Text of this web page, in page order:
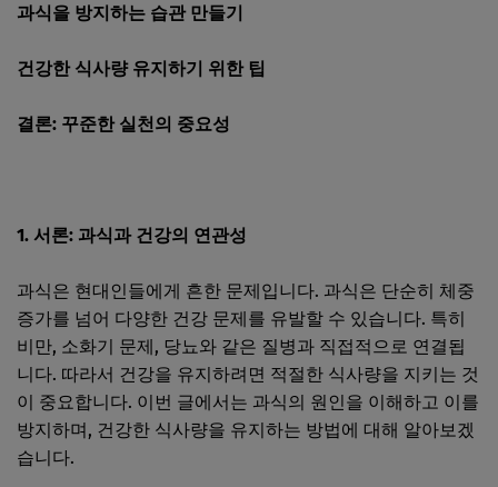
과식을 방지하는 습관 만들기
건강한 식사량 유지하기 위한 팁
결론: 꾸준한 실천의 중요성
1. 서론: 과식과 건강의 연관성
과식은 현대인들에게 흔한 문제입니다. 과식은 단순히 체중
증가를 넘어 다양한 건강 문제를 유발할 수 있습니다. 특히
비만, 소화기 문제, 당뇨와 같은 질병과 직접적으로 연결됩
니다. 따라서 건강을 유지하려면 적절한 식사량을 지키는 것
이 중요합니다. 이번 글에서는 과식의 원인을 이해하고 이를
방지하며, 건강한 식사량을 유지하는 방법에 대해 알아보겠
습니다.